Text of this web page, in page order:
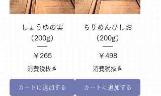
しょうゆの実
（200g）
価格
￥265
消費税抜き
カートに追加する
ちりめんひしお
（200g）
価格
￥498
消費税抜き
カートに追加する